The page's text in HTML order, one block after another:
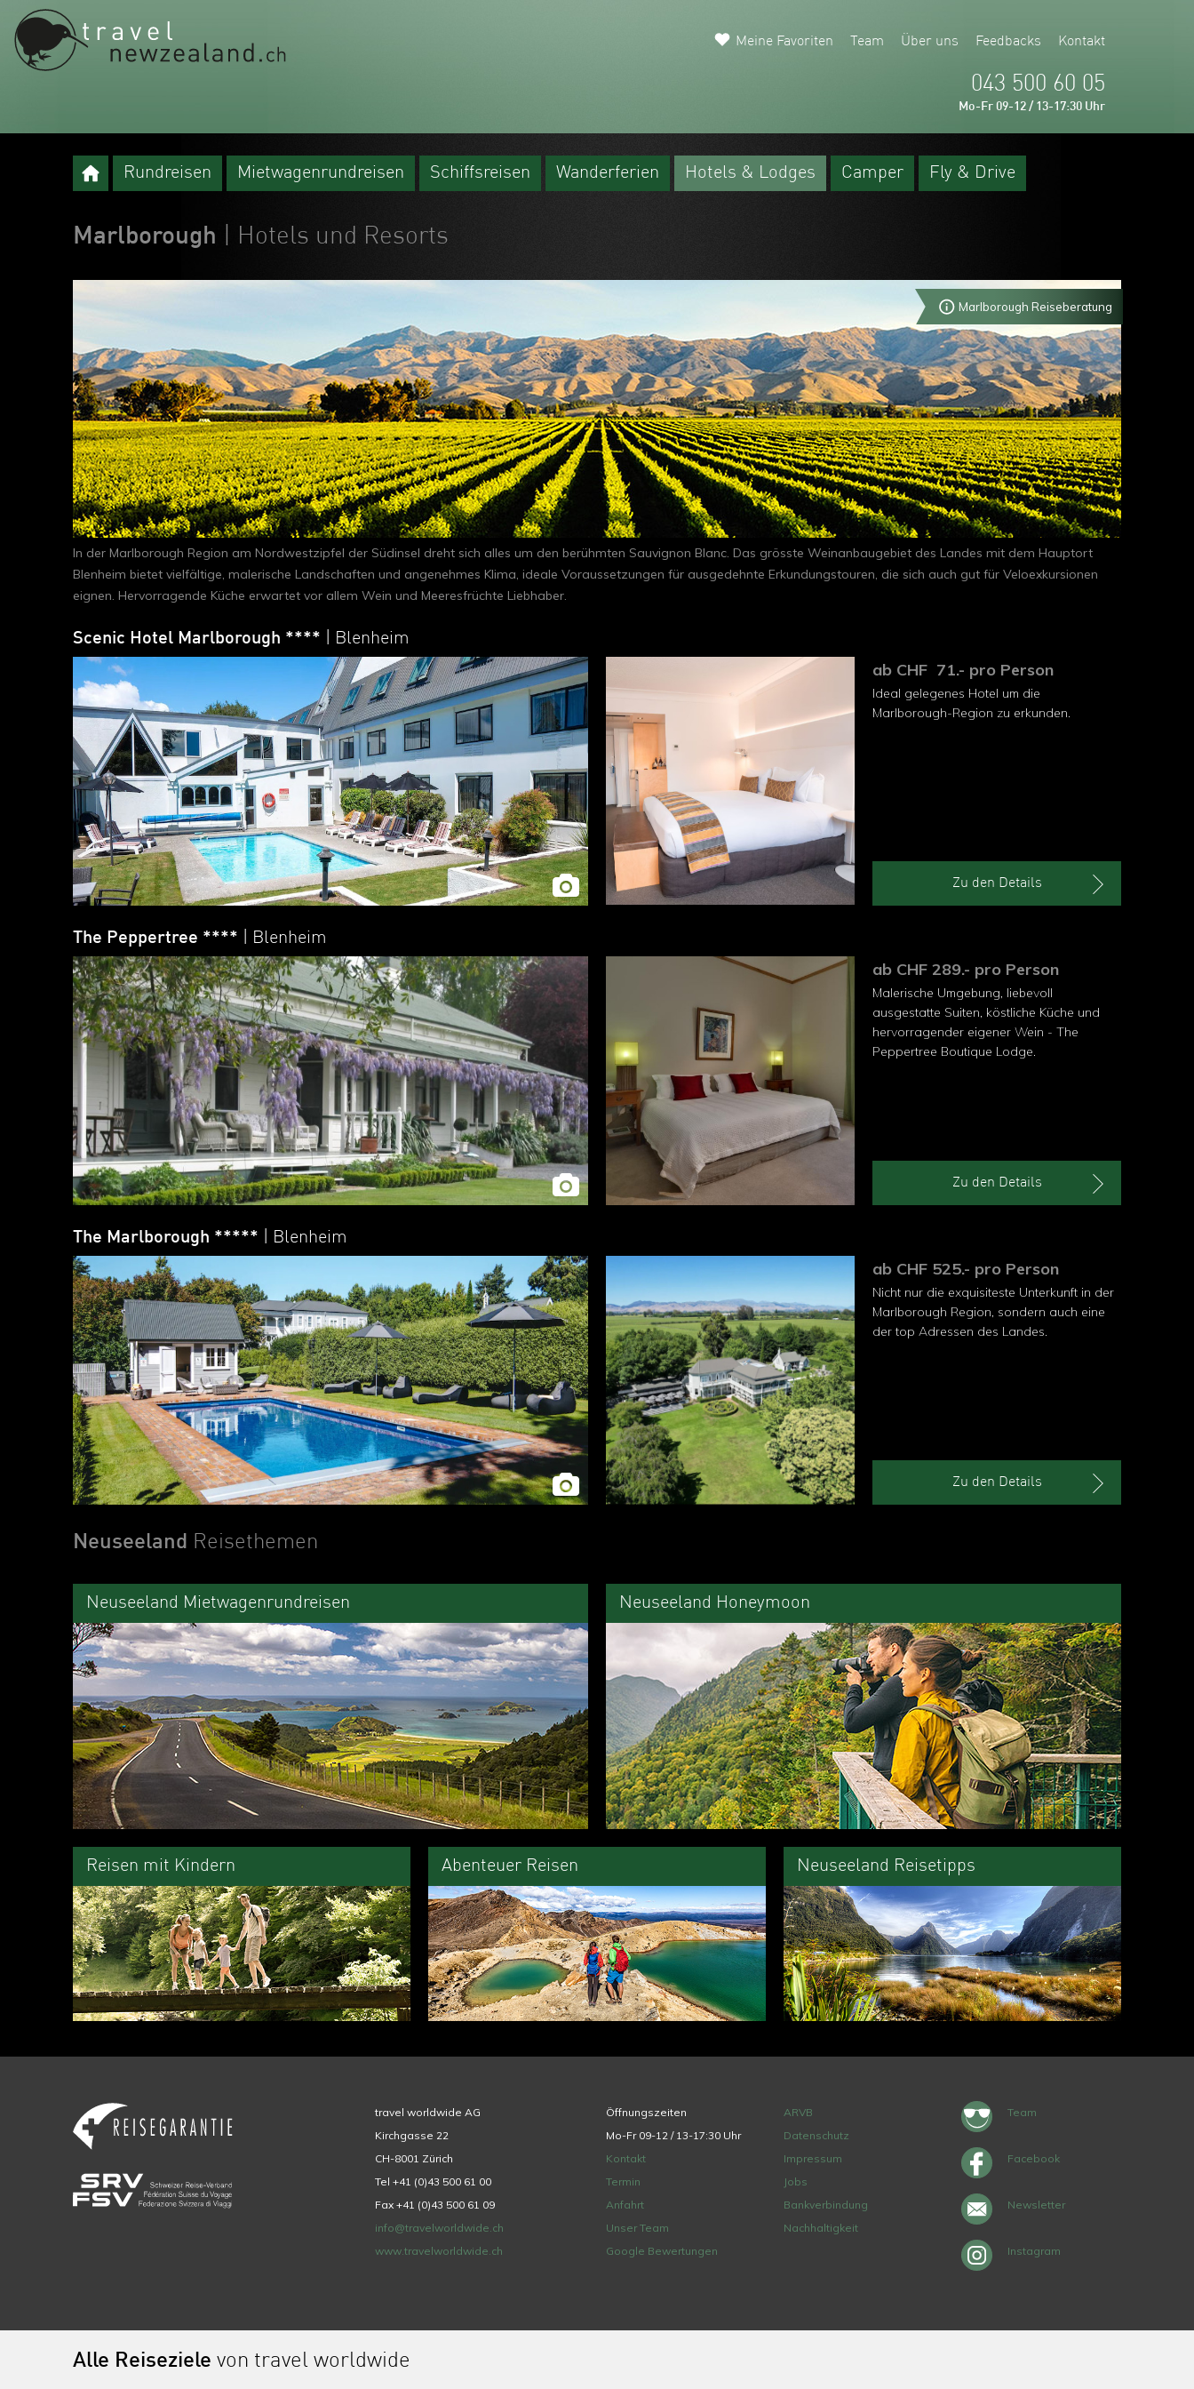
Meine Favoriten Team Über uns Feedbacks Kontakt
043 500 60 05
Mo-Fr 09-12 / 13-17:30 Uhr
Rundreisen Mietwagenrundreisen Schiffsreisen Wanderferien Hotels & Lodges Camper Fly & Drive
Marlborough | Hotels und Resorts
Marlborough Reiseberatung
In der Marlborough Region am Nordwestzipfel der Südinsel dreht sich alles um den berühmten Sauvignon Blanc. Das grösste Weinanbaugebiet des Landes mit dem Hauptort
Blenheim bietet vielfältige, malerische Landschaften und angenehmes Klima, ideale Voraussetzungen für ausgedehnte Erkundungstouren, die sich auch gut für Veloexkursionen
eignen. Hervorragende Küche erwartet vor allem Wein und Meeresfrüchte Liebhaber.
Scenic Hotel Marlborough **** | Blenheim
ab CHF 71.- pro Person
Ideal gelegenes Hotel um die
Marlborough-Region zu erkunden.
Zu den Details
The Peppertree **** | Blenheim
ab CHF 289.- pro Person
Malerische Umgebung, liebevoll
ausgestatte Suiten, köstliche Küche und
hervorragender eigener Wein - The
Peppertree Boutique Lodge.
Zu den Details
The Marlborough ***** | Blenheim
ab CHF 525.- pro Person
Nicht nur die exquisiteste Unterkunft in der
Marlborough Region, sondern auch eine
der top Adressen des Landes.
Zu den Details
Neuseeland Reisethemen
Neuseeland Mietwagenrundreisen Neuseeland Honeymoon
Reisen mit Kindern Abenteuer Reisen Neuseeland Reisetipps
travel worldwide AG
Kirchgasse 22
CH-8001 Zürich
Tel +41 (0)43 500 61 00
Fax +41 (0)43 500 61 09
info@travelworldwide.ch
www.travelworldwide.ch
Öffnungszeiten
Mo-Fr 09-12 / 13-17:30 Uhr
Kontakt
Termin
Anfahrt
Unser Team
Google Bewertungen
ARVB
Datenschutz
Impressum
Jobs
Bankverbindung
Nachhaltigkeit
Team
Facebook
Newsletter
Instagram
Alle Reiseziele von travel worldwide